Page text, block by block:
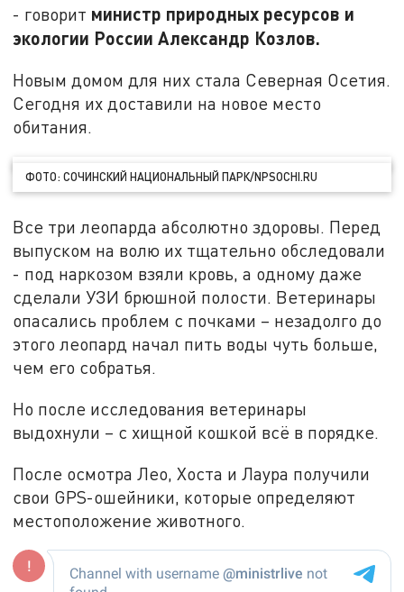
- говорит министр природных ресурсов и
экологии России Александр Козлов.
Новым домом для них стала Северная Осетия.
Сегодня их доставили на новое место
обитания.
ФОТО: СОЧИНСКИЙ НАЦИОНАЛЬНЫЙ ПАРК/NPSOCHI.RU
Все три леопарда абсолютно здоровы. Перед
выпуском на волю их тщательно обследовали
- под наркозом взяли кровь, а одному даже
сделали УЗИ брюшной полости. Ветеринары
опасались проблем с почками – незадолго до
этого леопард начал пить воды чуть больше,
чем его собратья.
Но после исследования ветеринары
выдохнули – с хищной кошкой всё в порядке.
После осмотра Лео, Хоста и Лаура получили
свои GPS-ошейники, которые определяют
местоположение животного.